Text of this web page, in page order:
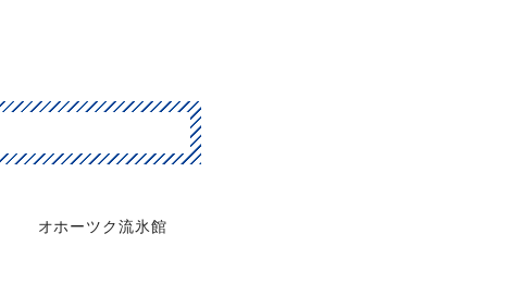
オホーツク流氷館